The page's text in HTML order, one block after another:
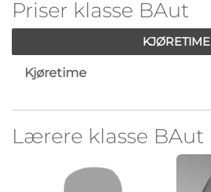
Priser klasse BAut
KJØRETIME
Kjøretime
Lærere klasse BAut